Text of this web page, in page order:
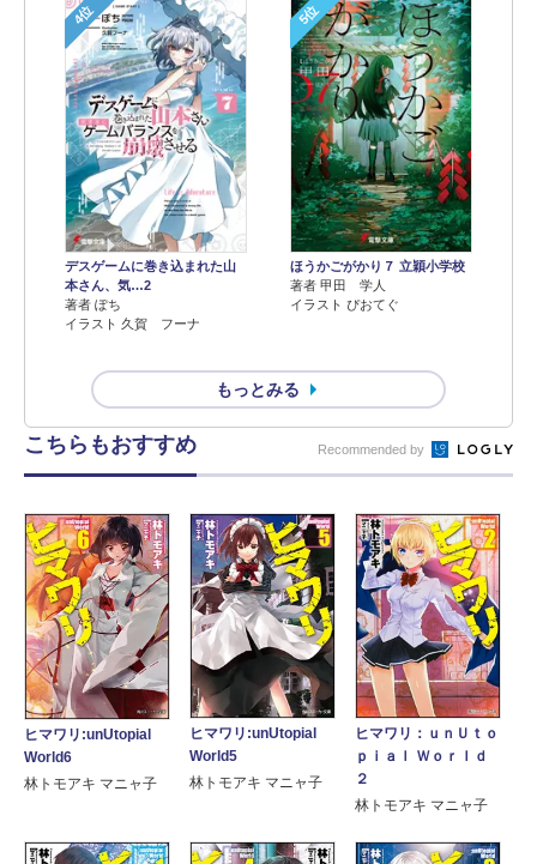
4位
デスゲームに巻き込まれた山
本さん、気…2
著者 ぽち
イラスト 久賀 フーナ
5位
ほうかごがかり７ 立穎小学校
著者 甲田 学人
イラスト ぴおてぐ
もっとみる
こちらもおすすめ Recommended by
ヒマワリ:unUtopial
World6
林トモアキ マニャ子
ヒマワリ:unUtopial
World5
林トモアキ マニャ子
ヒマワリ：ｕｎＵｔｏ
ｐｉａｌ Ｗｏｒｌｄ
２
林トモアキ マニャ子